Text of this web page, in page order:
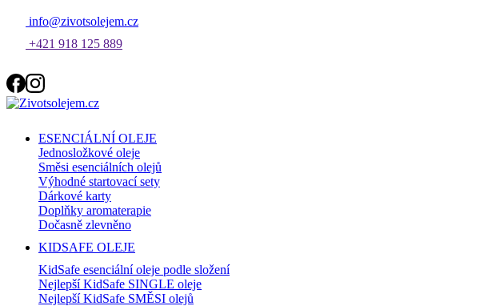
info@zivotsolejem.cz
+421 918 125 889
ESENCIÁLNÍ OLEJE
Jednosložkové oleje
Směsi esenciálních olejů
Výhodné startovací sety
Dárkové karty
Doplňky aromaterapie
Dočasně zlevněno
KIDSAFE OLEJE
KidSafe esenciální oleje podle složení
Nejlepší KidSafe SINGLE oleje
Nejlepší KidSafe SMĚSI olejů